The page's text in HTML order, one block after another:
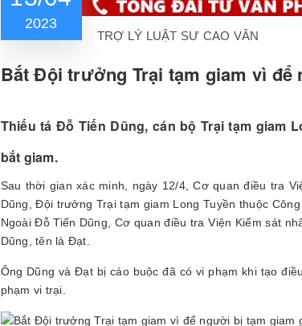
2023
TRỢ LÝ LUẬT SƯ CAO VÂN
Bắt Đội trưởng Trại tạm giam vì
Thiếu tá Đỗ Tiến Dũng, cán bộ Trại tạm giam
bắt giam.
Sau thời gian xác minh, ngày 12/4, Cơ quan điều tra
Dũng, Đội trưởng Trại tạm giam Long Tuyền thuộc
Ngoài Đỗ Tiến Dũng, Cơ quan điều tra Viện Kiểm sát
Dũng, tên là Đạt.
Ông Dũng và Đạt bị cáo buộc đã có vi phạm khi tạo
phạm vi trại.